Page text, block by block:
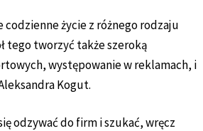
życie z różnego rodzaju
tego tworzyć także szeroką
występowanie w reklamach, i
Kogut.
odzywać do firm i szukać, wręcz